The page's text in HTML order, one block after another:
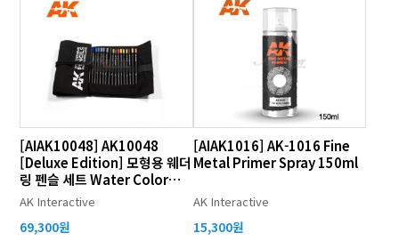
[AIAK10048] AK10048
[Deluxe Edition] 모형용 웨더
링 펜슬 세트 Water Color
Pencils 37종 세트 w/Cloth
AK Interactive
69,300원
[AIAK1016] AK-1016 Fine
Metal Primer Spray 150ml
AK Interactive
15,300원